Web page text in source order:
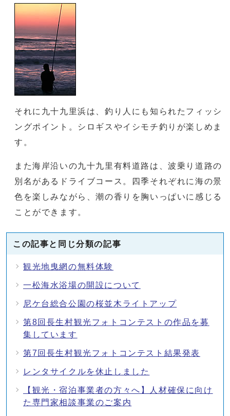
それに九十九里浜は、釣り人にも知られたフィッシ
ングポイント。シロギスやイシモチ釣りが楽しめま
す。
また海岸沿いの九十九里有料道路は、波乗り道路の
別名があるドライブコース。四季それぞれに海の景
色を楽しみながら、潮の香りを胸いっぱいに感じる
ことができます。
この記事と同じ分類の記事
観光地曳網の無料体験
一松海水浴場の開設について
尼ケ台総合公園の桜並木ライトアップ
第8回長生村観光フォトコンテストの作品を募
集しています
第7回長生村観光フォトコンテスト結果発表
レンタサイクルを休止しました
【観光・宿泊事業者の方々へ】人材確保に向け
た専門家相談事業のご案内